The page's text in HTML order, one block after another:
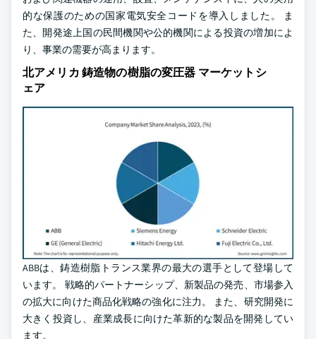
的な保護のための国家電気安全コードを導入しました。 ま
た、開発途上国の民間機関や公的機関による投資の増加によ
り、事業の需要が高まります。
北アメリカ 鋳造物の樹脂の変圧器 マーケットシ
ェア
ABBは、鋳造樹脂トランス業界の最大の選手として登場して
います。 戦略的パートナーシップ、新製品の発売、市場参入
の拡大に向けた商品化戦略の強化に注力。 また、研究開発に
大きく投資し、産業成長に向けた革新的な製品を開発してい
ます。